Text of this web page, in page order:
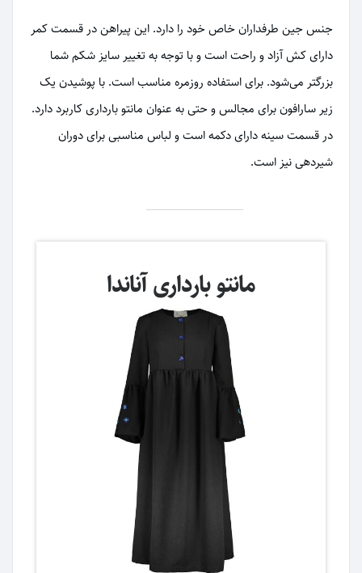
جنس جین طرفداران خاص خود را دارد. این پیراهن در قسمت کمر
دارای کش آزاد و راحت است و با توجه به تغییر سایز شکم شما
بزرگتر می‌شود. برای استفاده روزمره مناسب است. با پوشیدن یک
زیر سارافون برای مجالس و حتی به عنوان مانتو بارداری کاربرد دارد.
در قسمت سینه دارای دکمه است و لباس مناسبی برای دوران
شیردهی نیز است.
مانتو بارداری آناندا